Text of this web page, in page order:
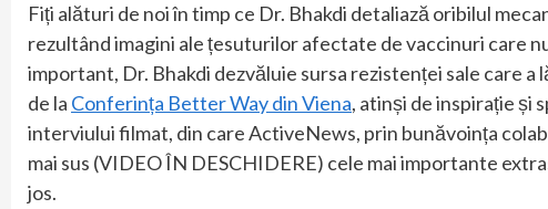
Fiți alături de noi în timp ce Dr. Bhakdi detaliază oribilul
rezultând imagini ale țesuturilor afectate de vaccinuri care
important, Dr. Bhakdi dezvăluie sursa rezistenței sale care a
de la Conferința Better Way din Viena, atinși de inspirație și
interviului filmat, din care ActiveNews, prin bunăvoința
mai sus (VIDEO ÎN DESCHIDERE) cele mai importante
jos.